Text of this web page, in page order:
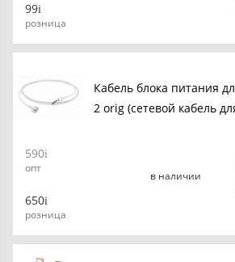
99
розница
Кабель блока питания
2 orig (сетевой кабель
590
опт
650
розница
в наличии